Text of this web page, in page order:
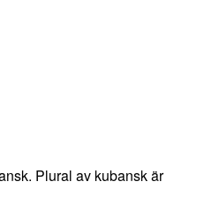
Plural av kubansk är